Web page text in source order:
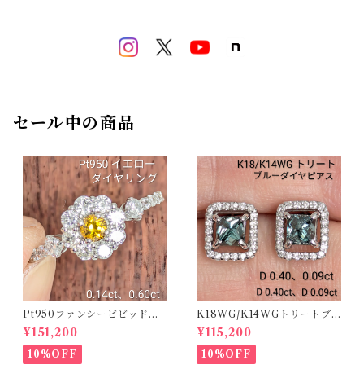
セール中の商品
Pt950ファンシービビッドオ
レンジィイエローダイヤリン
グ D 0.144ct D 0.60ct【PR
O208782】
¥151,200
10%OFF
K18WG/K14WGトリートブ
ルーダイヤピアス 【PRO20
8939】
¥115,200
10%OFF